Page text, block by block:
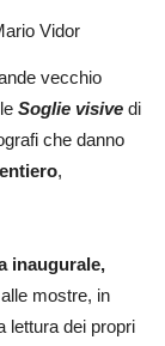
Vidor
vecchio
Soglie visive di
che danno
,
inaugurale,
mostre, in
lettura dei propri